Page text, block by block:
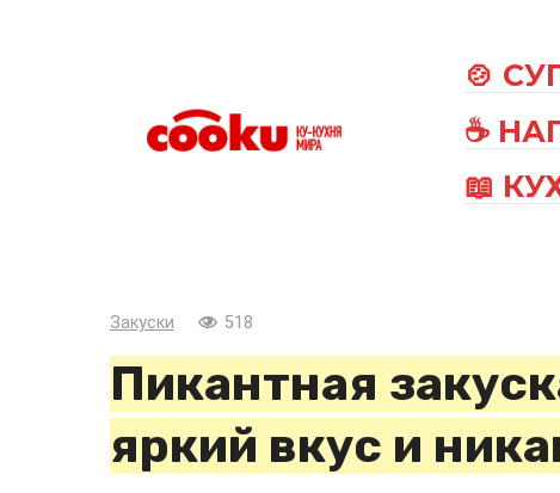
🍲
☕
📖
Закуски 518
Пикантная
яркий вкус и